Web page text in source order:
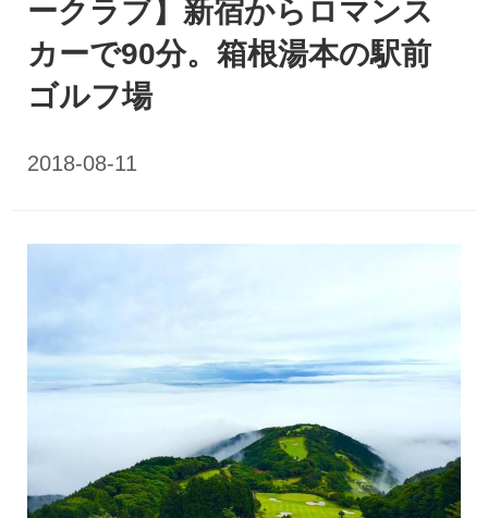
ークラブ】新宿からロマンス
カーで90分。箱根湯本の駅前
ゴルフ場